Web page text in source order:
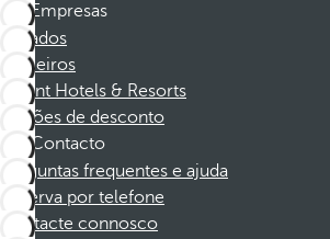
Empresas
Afiliados
Parceiros
Dorint Hotels & Resorts
Cupões de desconto
Contacto
Perguntas frequentes e ajuda
Reserva por telefone
Contacte connosco